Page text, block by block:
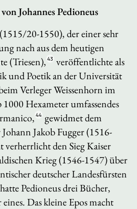
von Johannes Pedioneus
20-1550), der einer sehr
nach aus dem heutigen
(Triesen), 43 veröffentlichte als
und Poetik an der Universität
Verleger Weissenhorn im
Hexameter umfassendes
, 44 gewidmet dem
Jakob Fugger (1516-
verherrlicht den Sieg Kaiser
Krieg (1546-1547) über
deutscher Landesfürsten
Pedioneus drei Bücher,
Das kleine Epos macht